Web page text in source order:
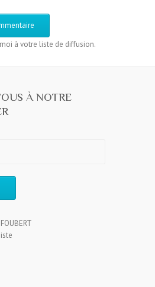
à votre liste de diffusion.
À NOTRE